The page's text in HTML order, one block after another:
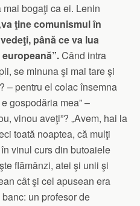
bogaţi ca ei. Lenin
ţine comunismul în
până ce va lua
Când intra
se minuna şi mai tare şi
– pentru el colac însemna
gospodăria mea” –
vinou aveţi”? „Avem, hai la
toată noaptea, că mulţi
vinul curs din butoaiele
flămânzi, atei şi unii şi
cât şi cel apusean era
un profesor de